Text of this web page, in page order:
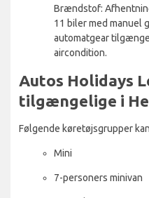
Brændstof:
11 biler med manuel
automatgear
aircondition.
Autos Holidays
tilgængelige i
Følgende køretøjsgrupper
Mini
7-personers minivan